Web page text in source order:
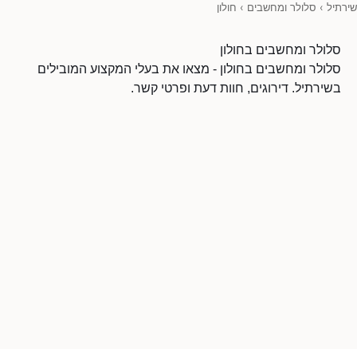
שירתיל › סלולר ומחשבים › חולון
סלולר ומחשבים בחולון
סלולר ומחשבים בחולון - מצאו את בעלי המקצוע המובילים
בשירתיל. דירוגים, חוות דעת ופרטי קשר.